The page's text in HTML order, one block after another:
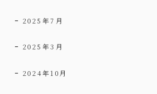
2025年7月
2025年3月
2024年10月